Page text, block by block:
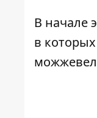
В начале
в